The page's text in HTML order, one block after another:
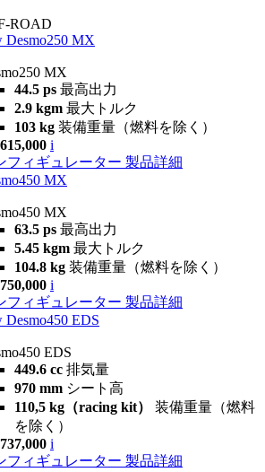
ROAD
Desmo250 MX
MX
44.5 ps 最高出力
2.9 kgm 最大トルク
103 kg 装備重量（燃料を除く）
i
フィギュレーター 製品詳細
MX
MX
63.5 ps 最高出力
5.45 kgm 最大トルク
104.8 kg 装備重量（燃料を除く）
i
フィギュレーター 製品詳細
Desmo450 EDS
EDS
449.6 cc 排気量
970 mm シート高
110,5 kg（racing kit） 装備重量（燃料
を除く）
i
フィギュレーター 製品詳細